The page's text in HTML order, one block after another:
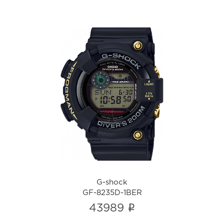
G-shock
GF-8235D-1BER
i
G-shock
GF-8235D-1BER
43989 i